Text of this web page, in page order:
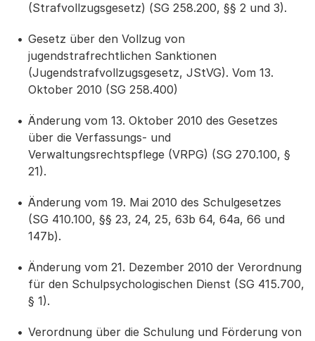
(Strafvollzugsgesetz) (SG 258.200, §§ 2 und 3).
Gesetz über den Vollzug von
jugendstrafrechtlichen Sanktionen
(Jugendstrafvollzugsgesetz, JStVG). Vom 13.
Oktober 2010 (SG 258.400)
Änderung vom 13. Oktober 2010 des Gesetzes
über die Verfassungs- und
Verwaltungsrechtspflege (VRPG) (SG 270.100, §
21).
Änderung vom 19. Mai 2010 des Schulgesetzes
(SG 410.100, §§ 23, 24, 25, 63b 64, 64a, 66 und
147b).
Änderung vom 21. Dezember 2010 der Verordnung
für den Schulpsychologischen Dienst (SG 415.700,
§ 1).
Verordnung über die Schulung und Förderung von